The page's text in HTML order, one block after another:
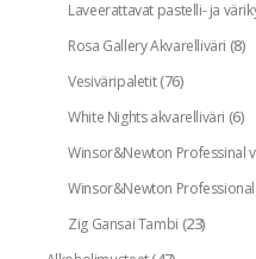
Laveerattavat pastelli- ja
Rosa Gallery Akvarelliväri (8)
Vesiväripaletit(76)
White Nights akvarelliväri (6)
Winsor&Newton Professinal
Winsor&Newton
Zig Gansai Tambi (23)